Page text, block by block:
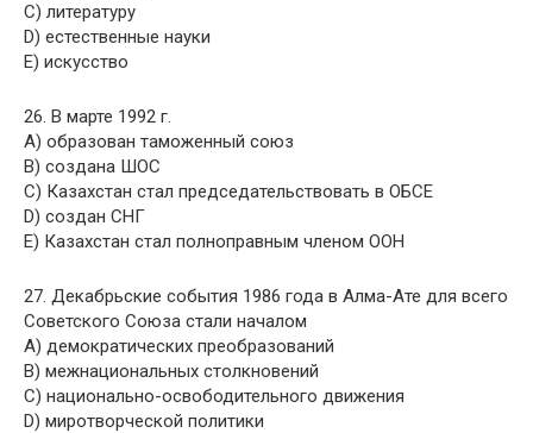
C) литературу
D) естественные науки
E) искусство
26. В марте 1992 г.
A) образован таможенный союз
B) создана ШОС
C) Казахстан стал председательствовать в ОБСЕ
D) создан СНГ
E) Казахстан стал полноправным членом ООН
27. Декабрьские события 1986 года в Алма-Ате для всего
Советского Союза стали началом
A) демократических преобразований
B) межнациональных столкновений
C) национально-освободительного движения
D) миротворческой политики